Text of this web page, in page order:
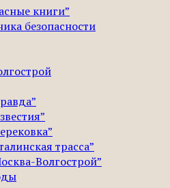
книги”
безопасности
трасса”
Волгострой”